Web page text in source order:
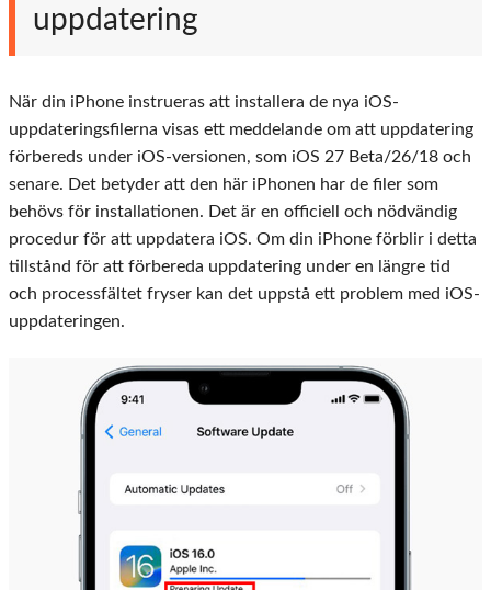
uppdatering
När din iPhone instrueras att installera de nya iOS-
uppdateringsfilerna visas ett meddelande om att uppdatering
förbereds under iOS-versionen, som iOS 27 Beta/26/18 och
senare. Det betyder att den här iPhonen har de filer som
behövs för installationen. Det är en officiell och nödvändig
procedur för att uppdatera iOS. Om din iPhone förblir i detta
tillstånd för att förbereda uppdatering under en längre tid
och processfältet fryser kan det uppstå ett problem med iOS-
uppdateringen.